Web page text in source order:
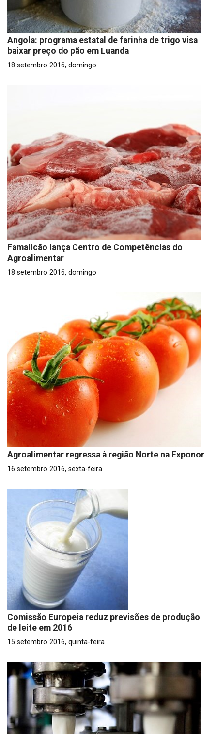
Angola: programa estatal de farinha de trigo visa
baixar preço do pão em Luanda
18 setembro 2016, domingo
Famalicão lança Centro de Competências do
Agroalimentar
18 setembro 2016, domingo
Agroalimentar regressa à região Norte na Exponor
16 setembro 2016, sexta-feira
Comissão Europeia reduz previsões de produção
de leite em 2016
15 setembro 2016, quinta-feira